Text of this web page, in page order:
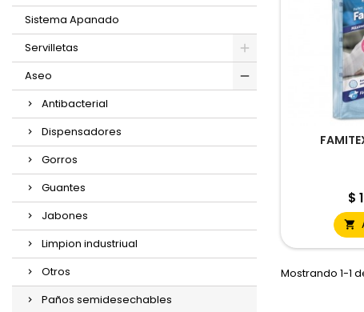
Sistema Apanado
Servilletas
Aseo
Antibacterial
Dispensadores
Gorros
Guantes
Jabones
Limpion industriual
Otros
Paños semidesechables
$

Mostrando 1-1